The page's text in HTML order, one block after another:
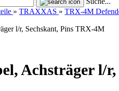
» TRAXXAS » TRX-4M
l/r, Sechskant, Pins TRX-4M
Achsträger l/